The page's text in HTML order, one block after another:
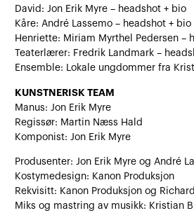
David: Jon Erik Myre – headshot + bio
Kåre: André Lassemo – headshot + bio
Henriette: Miriam Myrthel Pedersen –
Teaterlærer: Fredrik Landmark –
Ensemble: Lokale ungdommer fra
KUNSTNERISK TEAM
Manus: Jon Erik Myre
Regissør: Martin Næss Hald
Komponist: Jon Erik Myre
Produsenter: Jon Erik Myre og André
Kostymedesign: Kanon Produksjon
Rekvisitt: Kanon Produksjon og
Miks og mastring av musikk: Kristian